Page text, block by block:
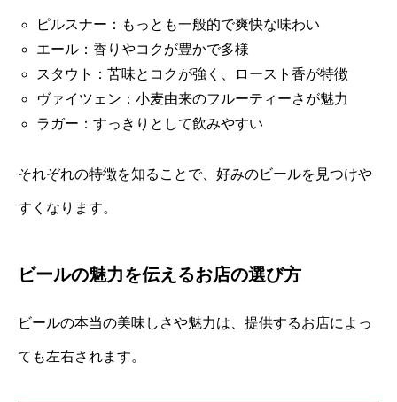
ピルスナー：もっとも一般的で爽快な味わい
エール：香りやコクが豊かで多様
スタウト：苦味とコクが強く、ロースト香が特徴
ヴァイツェン：小麦由来のフルーティーさが魅力
ラガー：すっきりとして飲みやすい
それぞれの特徴を知ることで、好みのビールを見つけや
すくなります。
ビールの魅力を伝えるお店の選び方
ビールの本当の美味しさや魅力は、提供するお店によっ
ても左右されます。